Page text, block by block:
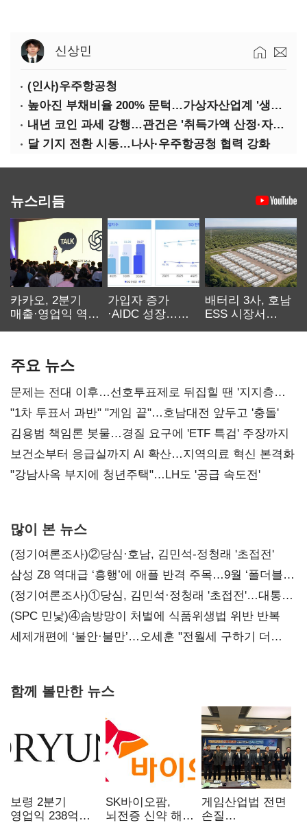
신상민
(인사)우주항공청
높아진 부채비율 200% 문턱…가상자산업계 '생존 시험대'
내년 코인 과세 강행…관건은 '취득가액 산정·자산 이동'
달 기지 전환 시동…나사·우주항공청 협력 강화
뉴스리듬
카카오, 2분기
매출·영업익 역대
가입자 증가
·AIDC 성장…
배터리 3사, 호남
ESS 시장서
주요 뉴스
문제는 전대 이후…선호투표제로 뒤집힐 땐 '지지층
불복'
"1차 투표서 과반" "게임 끝"…호남대전 앞두고 '충돌'
김용범 책임론 봇물…경질 요구에 'ETF 특검' 주장까지
보건소부터 응급실까지 AI 확산…지역의료 혁신 본격화
"강남사옥 부지에 청년주택"…LH도 '공급 속도전'
많이 본 뉴스
(정기여론조사)②당심·호남, 김민석-정청래 '초접전'
삼성 Z8 역대급 ‘흥행’에 애플 반격 주목…9월 ‘폴더블
대전’
(정기여론조사)①당심, 김민석·정청래 '초접전'…대통령
지지도 '50% 아래로'(종합)
(SPC 민낯)④솜방망이 처벌에 식품위생법 위반 반복
세제개편에 ‘불안·불만’…오세훈 "전월세 구하기 더
함께 볼만한 뉴스
보령 2분기
영업익 238억…
SK바이오팜,
뇌전증 신약 해외
게임산업법 전면
손질